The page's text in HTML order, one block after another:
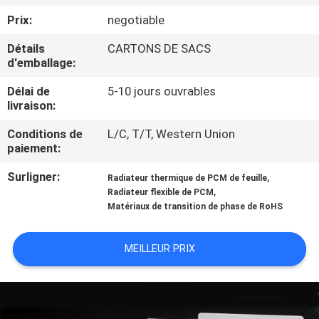
VISITE
D'USINE
CONTRÔLE
DE
QUALITÉ
CONTACTEZ-
NOUVELLES
Prix:
negotiable
Détails
d'emballage:
CARTONS DE SACS
Délai de
livraison:
5-10 jours ouvrables
Conditions de
paiement:
L/C, T/T, Western Union
Surligner: Radiateur thermique de PCM de feuille,
Radiateur flexible de PCM ,
Matériaux de transition de phase de RoHS
MEILLEUR PRIX